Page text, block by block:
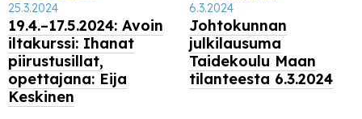
25.3.2024
19.4.–17.5.2024: Avoin
iltakurssi: Ihanat
piirustusillat,
opettajana: Eija
Keskinen
6.3.2024
Johtokunnan
julkilausuma
Taidekoulu Maan
tilanteesta 6.3.2024